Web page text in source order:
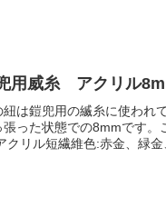
用威糸 アクリル
紐は鎧兜用の縅糸に使われ
張った状態での8mmです
クリル短繊維色:赤金、緑